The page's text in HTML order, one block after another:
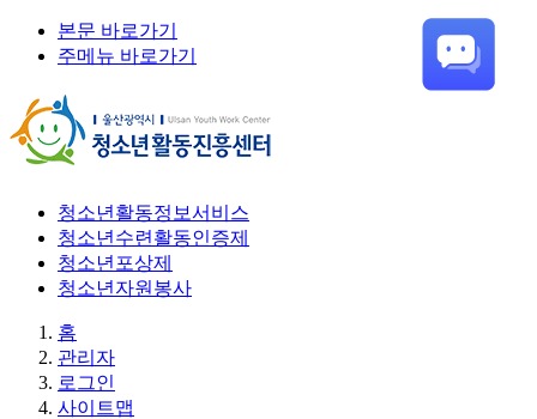
본문 바로가기
주메뉴 바로가기
청소년활동정보서비스
청소년수련활동인증제
청소년포상제
청소년자원봉사
홈
관리자
로그인
사이트맵